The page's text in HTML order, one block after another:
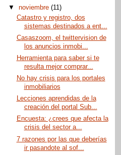
▼noviembre(11)
Catastro y registro, dos
sistemas destinados a ent...
Casaszoom, el twittervision de
los anuncios inmobi...
Herramienta para saber si te
resulta mejor comprar...
No hay crisis para los portales
inmobiliarios
Lecciones aprendidas de la
creación del portal Sub...
Encuesta: ¿crees que afecta la
crisis del sector a...
7 razones por las que deberías
ir pasandote al sof...